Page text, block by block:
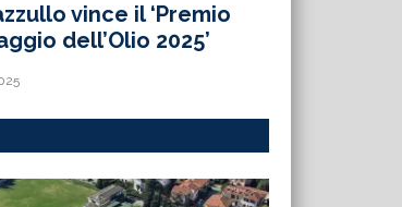
vince il ‘Premio
dell’Olio 2025’